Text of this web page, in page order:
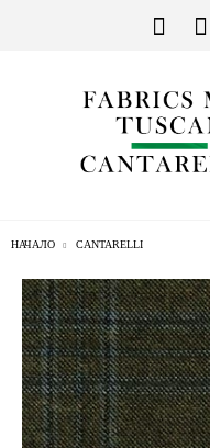
НАЧАЛО CANTARELLI